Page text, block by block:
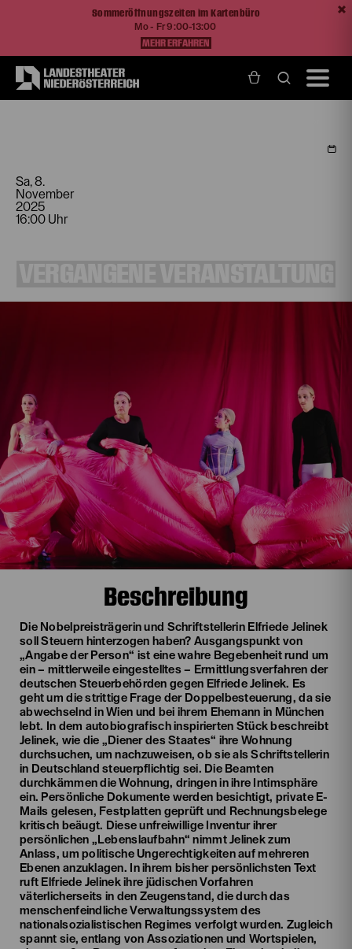
Sommeröffnungszeiten im Kartenbüro
Mo - Fr 9:00-13:00
MEHR ERFAHREN
Sa, 8.
November
2025
16:00 Uhr
Beschreibung
Die Nobelpreisträgerin und Schriftstellerin Elfriede Jelinek
soll Steuern hinterzogen haben? Ausgangspunkt von
„Angabe der Person“ ist eine wahre Begebenheit rund um
ein – mittlerweile eingestelltes – Ermittlungsverfahren der
deutschen Steuerbehörden gegen Elfriede Jelinek. Es
geht um die strittige Frage der Doppelbesteuerung, da sie
abwechselnd in Wien und bei ihrem Ehemann in München
lebt. In dem autobiografisch inspirierten Stück beschreibt
Jelinek, wie die „Diener des Staates“ ihre Wohnung
durchsuchen, um nachzuweisen, ob sie als Schriftstellerin
in Deutschland steuerpflichtig sei. Die Beamten
durchkämmen die Wohnung, dringen in ihre Intimsphäre
ein. Persönliche Dokumente werden besichtigt, private E-
Mails gelesen, Festplatten geprüft und Rechnungsbelege
kritisch beäugt. Diese unfreiwillige Inventur ihrer
persönlichen „Lebenslaufbahn“ nimmt Jelinek zum
Anlass, um politische Ungerechtigkeiten auf mehreren
Ebenen anzuklagen. In ihrem bisher persönlichsten Text
ruft Elfriede Jelinek ihre jüdischen Vorfahren
väterlicherseits in den Zeugenstand, die durch das
menschenfeindliche Verwaltungssystem des
nationalsozialistischen Regimes verfolgt wurden. Zugleich
spannt sie, entlang von Assoziationen und Wortspielen,